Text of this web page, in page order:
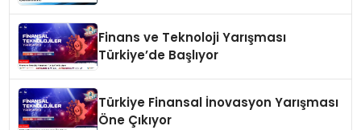
Finans ve Teknoloji Yarışması
Türkiye’de Başlıyor
Türkiye Finansal İnovasyon Yarışması
Öne Çıkıyor